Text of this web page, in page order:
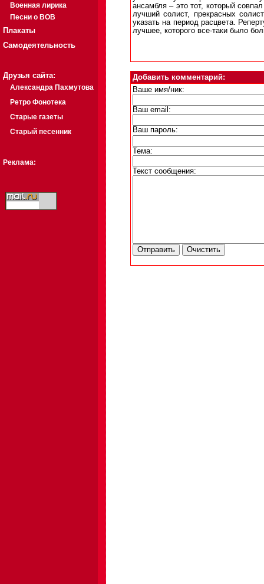
Военная лирика
Песни о ВОВ
Плакаты
Самодеятельность
Друзья сайта:
Александра Пахмутова
Ретро Фонотека
Старые газеты
Старый песенник
Реклама:
ансамбля – это тот, который
лучший солист, прекрасных
указать на период расцвета.
лучшее, которого все-таки было
Добавить комментарий:
Ваше имя/ник:
Ваш email:
Ваш пароль:
Тема:
Текст сообщения: